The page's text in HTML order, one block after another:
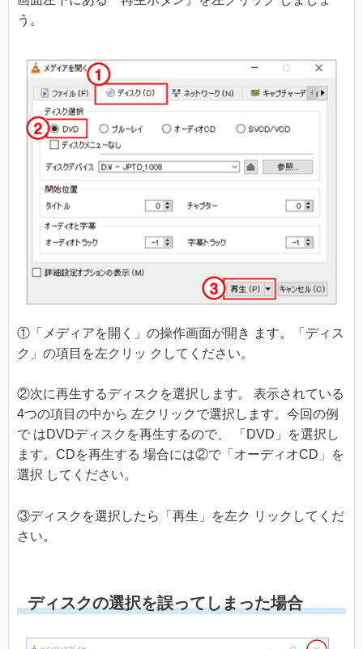
う。
①「メディアを開く」の操作画面が開き ます。「ディス
ク」の項目を左クリッ クしてください。
②次に再生するディスクを選択します。 表示されている
4つの項目の中から 左クリックで選択します。今回の例
で はDVDディスクを再生するので、 「DVD」を選択し
ます。CDを再生する 場合には②で「オーディオCD」を
選択 してください。
③ディスクを選択したら「再生」を左ク リックしてくだ
さい。
ディスクの選択を誤ってしまった場合